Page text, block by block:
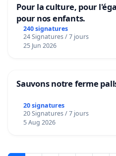
Pour la culture, pour
pour nos enfants.
240 signatures
24 Signatures / 7 jours
25 Jun 2026
Sauvons notre ferme
20 signatures
20 Signatures / 7 jours
5 Aug 2026